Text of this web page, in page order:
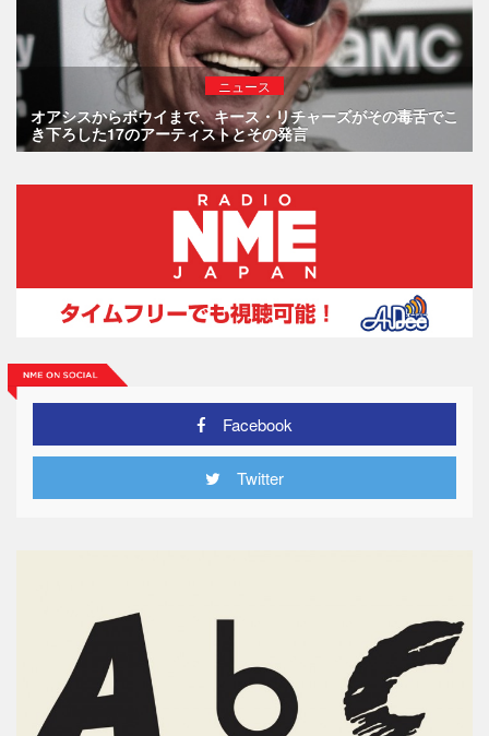
ニュース
オアシスからボウイまで、キース・リチャーズがその毒舌でこ
き下ろした17のアーティストとその発言
Facebook
Twitter